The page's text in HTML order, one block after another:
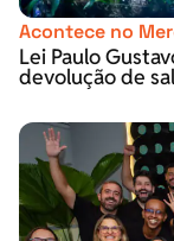
Acontece no
Lei Paulo
devolução de